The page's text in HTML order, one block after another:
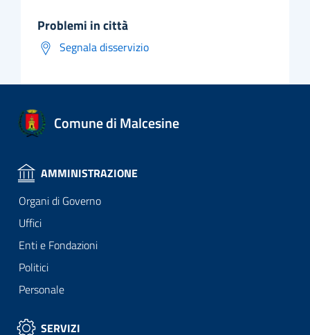
problemi in città
Segnala disservizio
Comune di Malcesine
AMMINISTRAZIONE
Organi di Governo
Uffici
Enti e Fondazioni
Politici
Personale
SERVIZI